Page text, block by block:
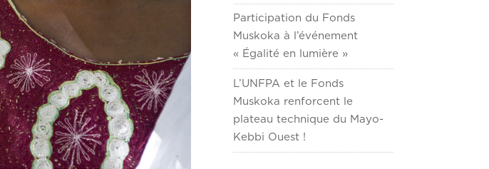
Participation du Fonds
Muskoka à l’événement
« Égalité en lumière »
L’UNFPA et le Fonds
Muskoka renforcent le
plateau technique du Mayo-
Kebbi Ouest !